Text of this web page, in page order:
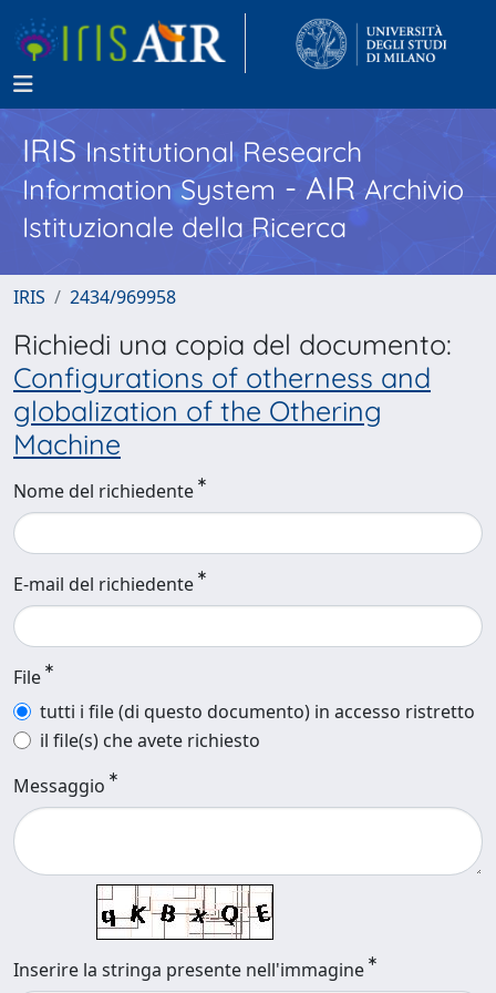
IRISInstitutional Research
Information System - AIR Archivio
Istituzionale della Ricerca
IRIS 2434/969958
Richiedi una copia del documento:
Configurations of otherness and
globalization of the Othering
Machine
Nome del richiedente
E-mail del richiedente
File
tutti i file (di questo documento) in accesso ristretto
il file(s) che avete richiesto
Messaggio
Inserire la stringa presente nell'immagine